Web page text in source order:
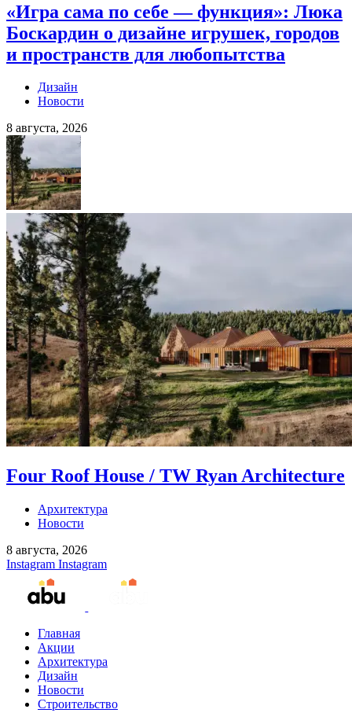
«Игра сама по себе — функция»: Люка
Боскардин о дизайне игрушек, городов
и пространств для любопытства
Дизайн
Новости
8 августа, 2026
Four Roof House / TW Ryan Architecture
Архитектура
Новости
8 августа, 2026
Instagram Instagram
Главная
Акции
Архитектура
Дизайн
Новости
Строительство